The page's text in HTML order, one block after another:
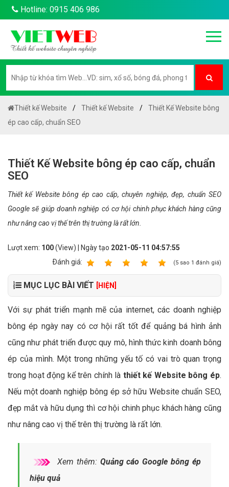
Hotline: 0915 406 986
Thiết kế Website Thiết kế Website
Thiết Kế Website bông
ép cao cấp, chuẩn SEO
Thiết Kế Website bông ép cao cấp, chuẩn
SEO
Thiết kế Website bông ép cao cấp, chuyên nghiệp, đẹp, chuẩn SEO
Google sẽ giúp doanh nghiệp có cơ hội chinh phục khách hàng cũng
như nâng cao vị thế trên thị trường là rất lớn.
Lượt xem: 100(View) | Ngày tạo 2021-05-11 04:57:55
Ðánh giá:
(5 sao 1 đánh giá)
MỤC LỤC BÀI VIẾT [HIỆN]
Với sự phát triển mạnh mẽ của internet, các doanh nghiệp
bông ép ngày nay có cơ hội rất tốt để quảng bá hình ảnh
cũng như phát triển được quy mô, hình thức kinh doanh bông
ép của mình. Một trong những yếu tố có vai trò quan trọng
trong hoạt động kể trên chính là thiết kế Website bông ép.
Nếu một doanh nghiệp bông ép sở hữu Website chuẩn SEO,
đẹp mắt và hữu dụng thì cơ hội chinh phục khách hàng cũng
như nâng cao vị thế trên thị trường là rất lớn.
Xem thêm: Quảng cáo Google bông ép
hiệu quả